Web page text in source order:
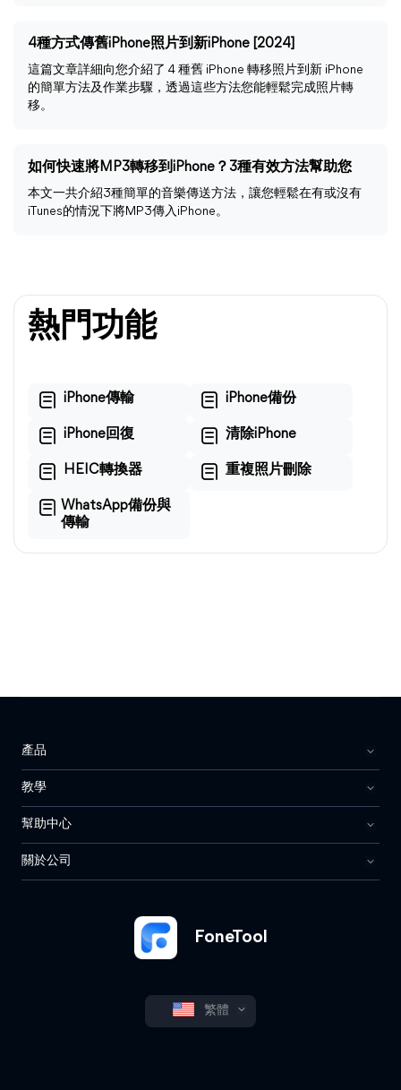
4種方式傳舊iPhone照片到新iPhone [2024]
這篇文章詳細向您介紹了 4 種舊 iPhone 轉移照片到新 iPhone
的簡單方法及作業步驟，透過這些方法您能輕鬆完成照片轉
移。
如何快速將MP3轉移到iPhone？3種有效方法幫助您
本文一共介紹3種簡單的音樂傳送方法，讓您輕鬆在有或沒有
iTunes的情況下將MP3傳入iPhone。
熱門功能
iPhone傳輸 iPhone備份
iPhone回復 清除iPhone
HEIC轉換器 重複照片刪除
WhatsApp備份與
傳輸
FoneTool
繁體
產品
教學
幫助中心
關於公司